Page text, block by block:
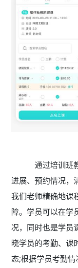
通过培训班
进展、预约情况，
我们老师精确地课
障。学员可以在学
况，同时也是学员
晓学员的考勤、课
态;根据学员考勤